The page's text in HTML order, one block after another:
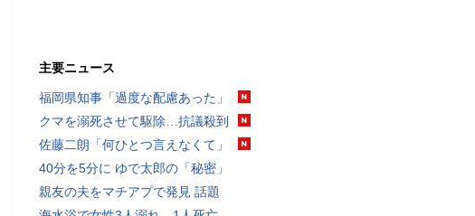
主要ニュース
福岡県知事「過度な配慮あった」
クマを溺死させて駆除…抗議殺到
佐藤二朗「何ひとつ言えなくて」
40分を5分に ゆで太郎の「秘密」
親友の夫をマチアプで発見 話題